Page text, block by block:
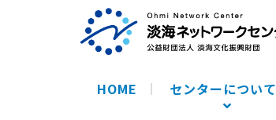
HOME センターについて